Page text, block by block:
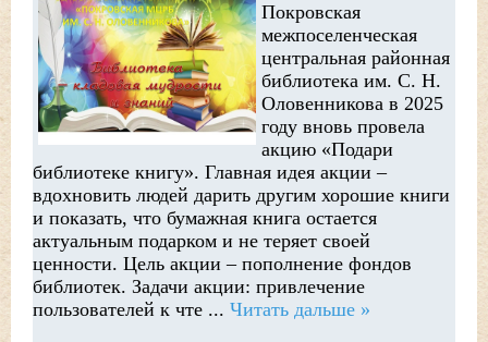
Покровская
межпоселенческая
центральная районная
библиотека им. С. Н.
Оловенникова в 2025
году вновь провела
акцию «Подари
библиотеке книгу». Главная идея акции –
вдохновить людей дарить другим хорошие книги
и показать, что бумажная книга остается
актуальным подарком и не теряет своей
ценности. Цель акции – пополнение фондов
библиотек. Задачи акции: привлечение
пользователей к чте ... Читать дальше »